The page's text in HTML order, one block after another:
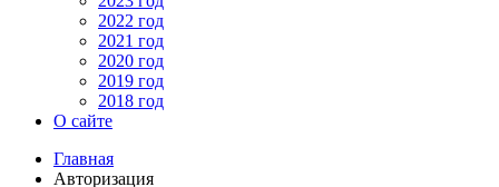
2022 год
2021 год
2020 год
2019 год
2018 год
О сайте
Главная
Авторизация